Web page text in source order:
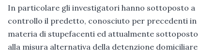
In particolare gli investigatori hanno sottoposto a
controllo il predetto, conosciuto per precedenti in
materia di stupefacenti ed attualmente sottoposto
alla misura alternativa della detenzione domiciliare